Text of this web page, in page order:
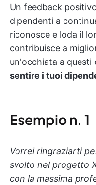
Un feedback
dipendenti a
riconosce e loda il
contribuisce a
un'occhiata a questi
sentire i tuoi
Esempio n. 1
Vorrei ringraziarti
svolto nel progetto
con la massima